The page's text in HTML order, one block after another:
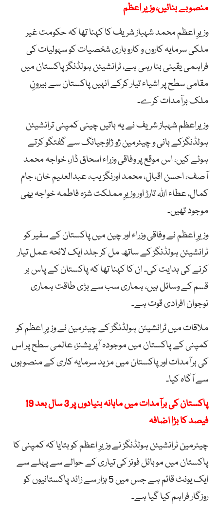
منصوبے بنائیں، وزیر اعظم
وزیرِ اعظم محمد شہباز شریف کا کہنا تھا کہ حکومت غیر
ملکی سرمایہ کاروں و کاروباری شخصیات کو سہولیات کی
فراہمی یقینی بنا رہی ہے، ٹرانشیئن ہولڈنگز پاکستان میں
مقامی سطح پر اشیاء تیار کرکے انہیں پاکستان سے بیرونِ
ملک برآمدات کرے۔
وزیراعظم شہباز شریف نے یہ باتیں چینی کمپنی ترانشیئن
ہولڈنگزکے بانی و چیئرمین ژو ژاؤجیانگ سے گفتگو کرتے
ہوئے کیں، اس موقع پر وفاقی وزراء اسحاق ڈار، خواجہ محمد
آصف، احسن اقبال، محمد اورنگزیب، عبدالعلیم خان، جام
کمال، عطاء اللہ تارڑ اور وزیرِ مملکت شزہ فاطمہ خواجہ بھی
موجود تھیں۔
وزیرِ اعظم نے وفاقی وزراء اور چین میں پاکستان کے سفیر کو
ٹرانشیئن ہولڈنگز کے ساتھ مل کر جلد ایک لائحہ عمل تیار
کرنے کی ہدایت کی۔ ان کا کہنا تھا کہ پاکستان کے پاس ہر
قسم کے وسائل ہیں، ہماری سب سے بڑی طاقت ہماری
نوجوان افرادی قوت ہے۔
ملاقات میں ٹرانشیئن ہولڈنگز کے چیئرمین نے وزیرِ اعظم کو
کمپنی کے پاکستان میں موجودہ آپریشنز، عالمی سطح پر اس
کی برآمدات اور پاکستان میں مزید سرمایہ کاری کے منصوبوں
سے آگاہ کیا۔
پاکستان کی برآمدات میں ماہانہ بنیادوں پر 3 سال بعد 19
فیصد کا بڑا اضافہ
چیئرمین ٹرانشیئن ہولڈنگز نے وزیرِ اعظم کو بتایا کہ کمپنی کا
پاکستان میں موبائل فونز کی تیاری کے حوالے سے پہلے سے
ایک یونٹ قائم ہے جس میں 5 ہزار سے زائد پاکستانیوں کو
روزگار فراہم کیا گیا ہے۔